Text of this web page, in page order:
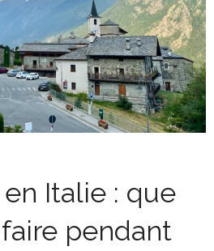
en Italie : que
pendant